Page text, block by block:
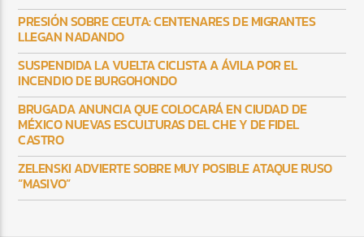
PRESIÓN SOBRE CEUTA: CENTENARES DE MIGRANTES
LLEGAN NADANDO
SUSPENDIDA LA VUELTA CICLISTA A ÁVILA POR EL
INCENDIO DE BURGOHONDO
BRUGADA ANUNCIA QUE COLOCARÁ EN CIUDAD DE
MÉXICO NUEVAS ESCULTURAS DEL CHE Y DE FIDEL
CASTRO
ZELENSKI ADVIERTE SOBRE MUY POSIBLE ATAQUE RUSO
“MASIVO”